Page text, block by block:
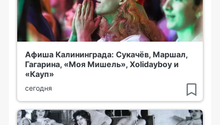
Афиша Калининграда: Сукачёв, Маршал,
Гагарина, «Моя Мишель», Xolidayboy и
«Кауп»
сегодня